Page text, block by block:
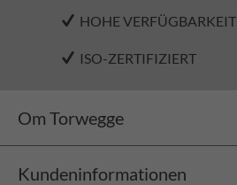
HOHE VERFÜGBARKEIT
ISO-ZERTIFIZIERT
Om Torwegge
Kundeninformationen